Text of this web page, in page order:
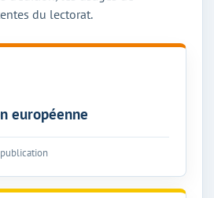
du lectorat.
européenne